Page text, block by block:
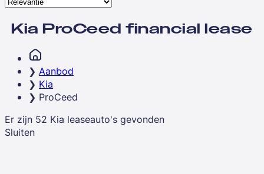
Kia ProCeed financial lease
Aanbod
Kia
ProCeed
Er zijn 52 Kia leaseauto's gevonden
Sluiten